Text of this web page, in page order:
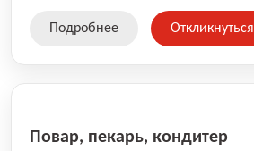
Подробнее Откликнуться
Повар, пекарь, кондитер